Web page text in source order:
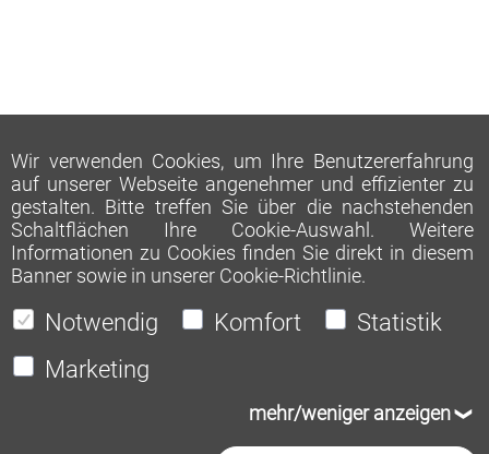
Wir verwenden Cookies, um Ihre Benutzererfahrung
auf unserer Webseite angenehmer und effizienter zu
gestalten. Bitte treffen Sie über die nachstehenden
Schaltflächen Ihre Cookie-Auswahl. Weitere
Informationen zu Cookies finden Sie direkt in diesem
Banner sowie in unserer Cookie-Richtlinie.
Notwendig Komfort
Statistik
Marketing
mehr/weniger anzeigen